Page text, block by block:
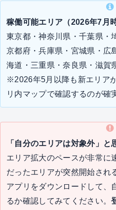
稼働可能エリア（2026年7月時
東京都・神奈川県・千葉県・
京都府・兵庫県・宮城県・広
海道・三重県・奈良県・滋賀
※2026年5月以降も新エリア
リ内マップで確認するのが確
「自分のエリアは対象外」
エリア拡大のペースが非常に
だったエリアが突然開始され
アプリをダウンロードして、
るか確認してみてください。